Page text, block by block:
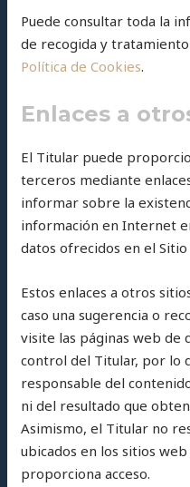
Puede consultar toda la
de recogida y
Política de Cookies.
Enlaces a
El Titular puede
terceros mediante
informar sobre la
información en Internet
datos ofrecidos en el Sitio
Estos enlaces a otros
caso una sugerencia o
visite las páginas web de
control del Titular, por lo
responsable del
ni del resultado que
Asimismo, el Titular no
ubicados en los sitios
proporciona acceso.